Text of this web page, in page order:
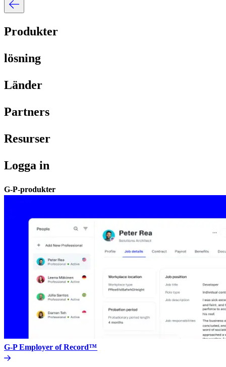
Produkter​​
lösning​​
Länder​​
Partners​​
Resurser​​
Logga in​​
G-P-produkter​​
G-P Employer of Record™​​